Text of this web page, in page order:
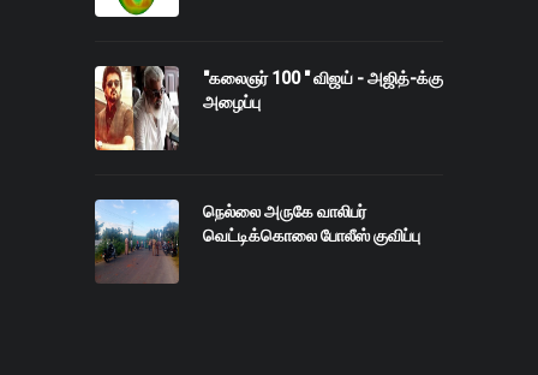
"கலைஞர் 100 " விஜய் - அஜித்-க்கு
அழைப்பு
நெல்லை அருகே வாலிபர்
வெட்டிக்கொலை போலீஸ் குவிப்பு